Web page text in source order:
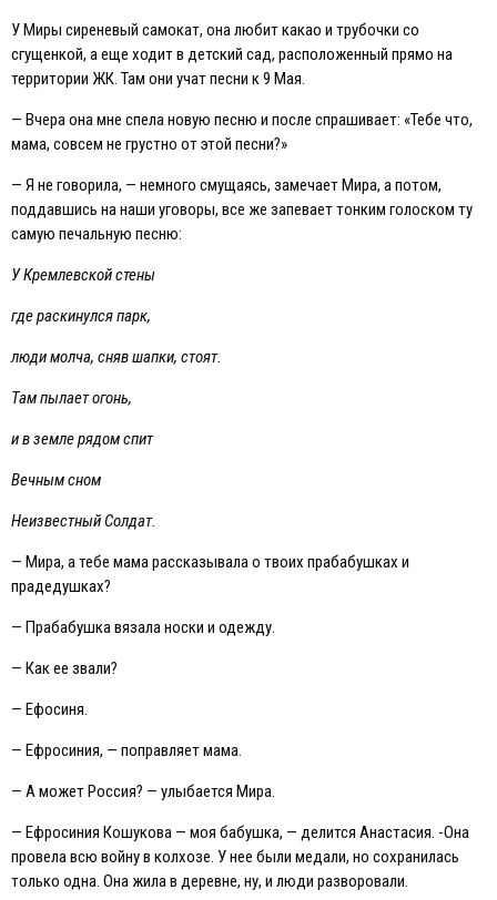
У Миры сиреневый самокат, она любит какао и трубочки со
сгущенкой, а еще ходит в детский сад, расположенный прямо на
территории ЖК. Там они учат песни к 9 Мая.
— Вчера она мне спела новую песню и после спрашивает: «Тебе что,
мама, совсем не грустно от этой песни?»
— Я не говорила, — немного смущаясь, замечает Мира, а потом,
поддавшись на наши уговоры, все же запевает тонким голоском ту
самую печальную песню:
У Кремлевской стены
где раскинулся парк,
люди молча, сняв шапки, стоят.
Там пылает огонь,
и в земле рядом спит
Вечным сном
Неизвестный Солдат.
— Мира, а тебе мама рассказывала о твоих прабабушках и
прадедушках?
— Прабабушка вязала носки и одежду.
— Как ее звали?
— Eфосиня.
— Eфросиния, — поправляет мама.
— А может Россия? — улыбается Мира.
— Eфросиния Кошукова — моя бабушка, — делится Анастасия. -Она
провела всю войну в колхозе. У нее были медали, но сохранилась
только одна. Она жила в деревне, ну, и люди разворовали.